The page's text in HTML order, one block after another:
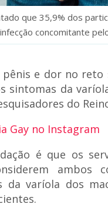
que 35,9% dos
infecção concomitante
pênis e dor no reto
sintomas da
do
Gay no Instagram
é que os
ambos
da varíola dos